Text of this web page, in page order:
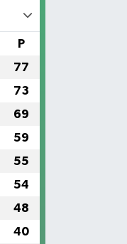
P
77
73
69
59
55
54
48
40